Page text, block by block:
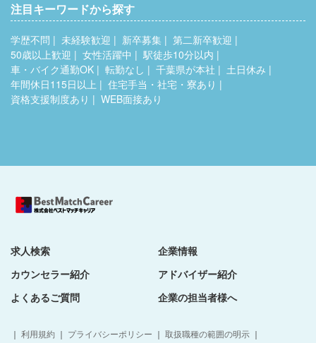
注目キーワードから探す
学歴不問 未経験歓迎 新卒募集
第二新卒歓迎
50歳以上歓迎
女性活躍中
駅徒歩10分以内
車・バイク通勤OK
転勤なし 千葉県が本社
土日休み
年間休日115日以上
住宅手当・社宅・寮あり
資格支援制度あり
WEB面接あり
求人検索
企業情報
カウンセラー紹介
アドバイザー紹介
よくあるご質問
企業の担当者様へ
｜ 利用規約 ｜ プライバシーポリシー ｜ 取扱職種の範囲の明示 ｜